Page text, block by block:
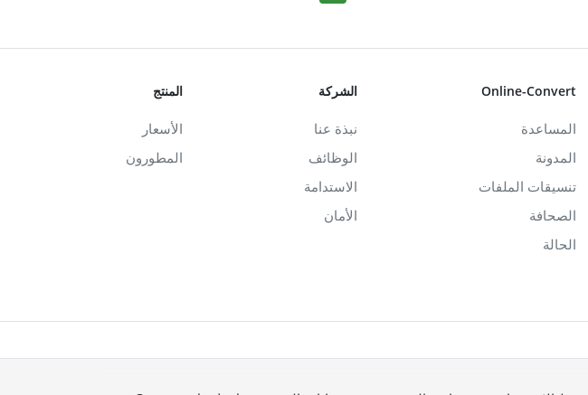
Online-Convert
المساعدة
المدونة
تنسيقات الملفات
الصحافة
الحالة
الشركة
نبذة عنا
الوظائف
الاستدامة
الأمان
المنتج
الأسعار
المطورون